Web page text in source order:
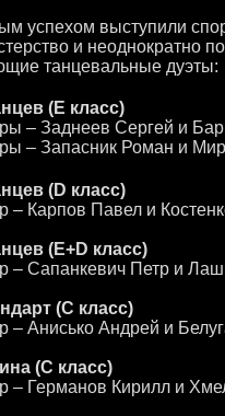
успехом выступили
и неоднократно
танцевальные дуэты:
(Е класс)
– Заднеев Сергей и
– Запасник Роман и
(D класс)
– Карпов Павел и
(E+D класс)
– Сапанкевич Петр и
(С класс)
– Анисько Андрей и
(С класс)
– Германов Кирилл и